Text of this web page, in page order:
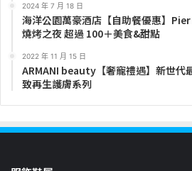
2024 年 7 月 18 日
海洋公園萬豪酒店【自助餐優惠】
燒烤之夜 超過 100＋美食&甜點
2022 年 11 月 15 日
ARMANI beauty【奢寵禮遇】新世代
致再生護膚系列